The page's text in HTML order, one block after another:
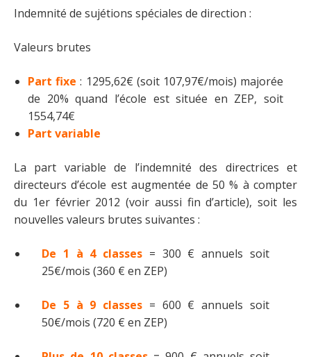
Indemnité de sujétions spéciales de direction :
Valeurs brutes
Part fixe : 1295,62€ (soit 107,97€/mois) majorée
de 20% quand l’école est située en ZEP, soit
1554,74€
Part variable
La part variable de l’indemnité des directrices et
directeurs d’école est augmentée de 50 % à compter
du 1er février 2012 (voir aussi fin d’article), soit les
nouvelles valeurs brutes suivantes :
De 1 à 4 classes = 300 € annuels soit
25€/mois (360 € en ZEP)
De 5 à 9 classes = 600 € annuels soit
50€/mois (720 € en ZEP)